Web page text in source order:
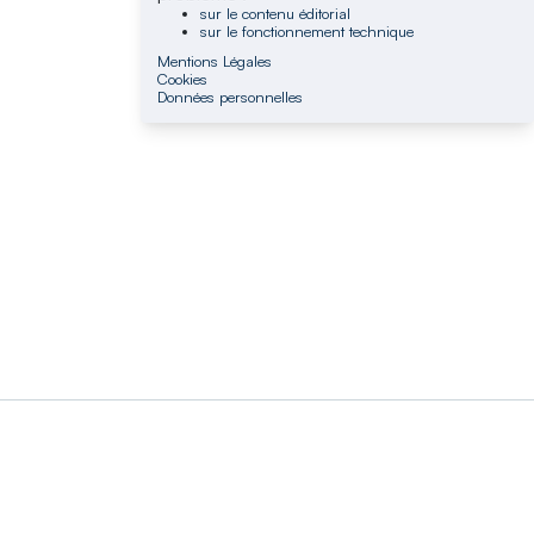
sur le contenu éditorial
sur le fonctionnement technique
Mentions Légales
Cookies
Données personnelles